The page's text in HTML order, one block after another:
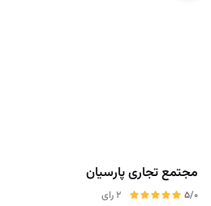
مجتمع تجاری پارسیان
5/0
2 رای